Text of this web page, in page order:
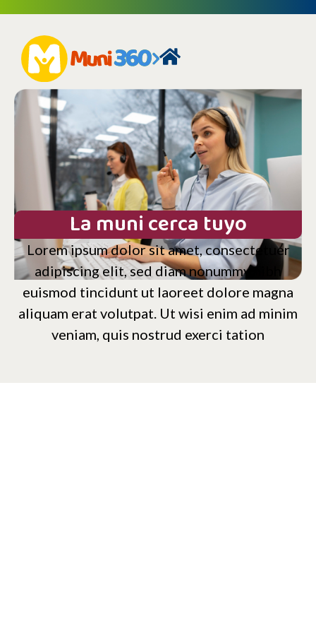
La muni cerca tuyo
Lorem ipsum dolor sit amet, consectetuer
adipiscing elit, sed diam nonummy nibh
euismod tincidunt ut laoreet dolore magna
aliquam erat volutpat. Ut wisi enim ad minim
veniam, quis nostrud exerci tation